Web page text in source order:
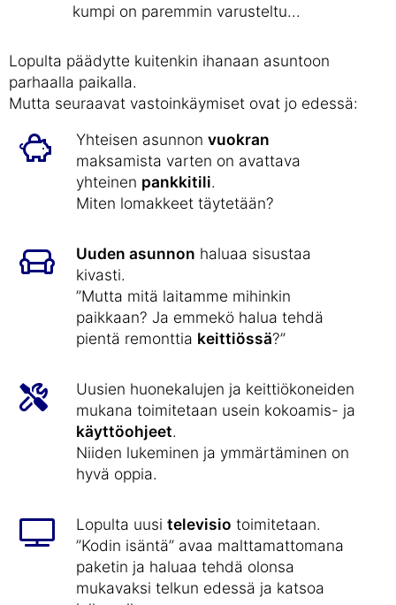
kumpi on paremmin varusteltu...
Lopulta päädytte kuitenkin ihanaan asuntoon
parhaalla paikalla.
Mutta seuraavat vastoinkäymiset ovat jo edessä:
Yhteisen asunnon vuokran
maksamista varten on avattava
yhteinen pankkitili.
Miten lomakkeet täytetään?
Uuden asunnon haluaa sisustaa
kivasti.
”Mutta mitä laitamme mihinkin
paikkaan? Ja emmekö halua tehdä
pientä remonttia keittiössä?”
Uusien huonekalujen ja keittiökoneiden
mukana toimitetaan usein kokoamis- ja
käyttöohjeet.
Niiden lukeminen ja ymmärtäminen on
hyvä oppia.
Lopulta uusi televisio toimitetaan.
”Kodin isäntä” avaa malttamattomana
paketin ja haluaa tehdä olonsa
mukavaksi telkun edessä ja katsoa